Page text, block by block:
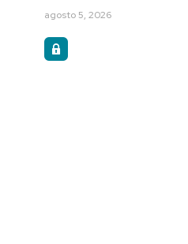
agosto 5, 2026